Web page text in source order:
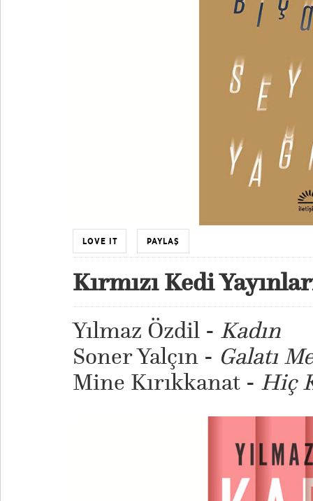
LOVE IT PAYLAŞ
Kırmızı Kedi
Yılmaz Özdil - Kadın
Soner Yalçın - Galatı
Mine Kırıkkanat - Hiç